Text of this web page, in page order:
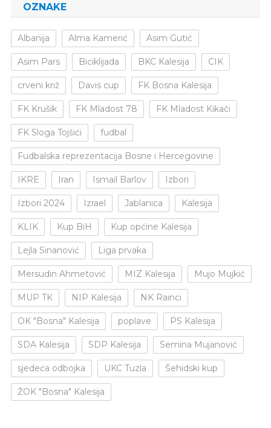
OZNAKE
Albanija Alma Kamerić Asim Gutić
Asim Pars Biciklijada BKC Kalesija CIK
crveni križ Davis cup FK Bosna Kalesija
FK Krušik FK Mladost 78 FK Mladost Kikači
FK Sloga Tojšići fudbal
Fudbalska reprezentacija Bosne i Hercegovine
IKRE Iran Ismail Barlov Izbori
Izbori 2024 Izrael Jablanica Kalesija
KLIK Kup BiH Kup općine Kalesija
Lejla Sinanović Liga prvaka
Mersudin Ahmetović MIZ Kalesija Mujo Mujkić
MUP TK NIP Kalesija NK Rainci
OK "Bosna" Kalesija poplave PS Kalesija
SDA Kalesija SDP Kalesija Semina Mujanović
sjedeća odbojka UKC Tuzla Šehidski kup
ŽOK "Bosna" Kalesija